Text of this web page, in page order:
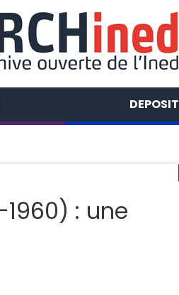
DEPOSIT
: une